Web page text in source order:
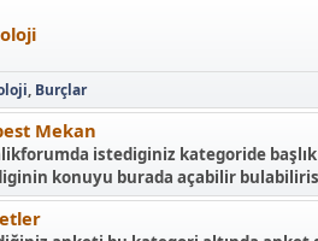
Burçlar
Mekan
istediginiz kategoride
konuyu burada açabilir